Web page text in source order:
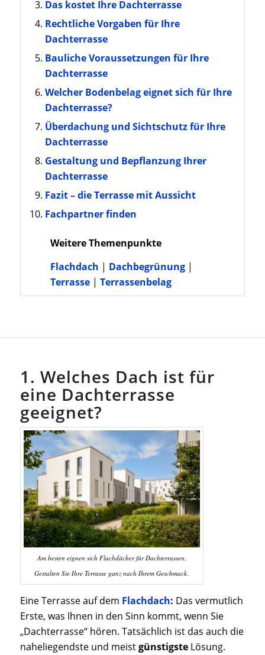
Das kostet Ihre Dachterrasse
Rechtliche Vorgaben für Ihre
Dachterrasse
Bauliche Voraussetzungen für Ihre
Dachterrasse
Welcher Bodenbelag eignet sich für Ihre
Dachterrasse?
Überdachung und Sichtschutz für Ihre
Dachterrasse
Gestaltung und Bepflanzung Ihrer
Dachterrasse
Fazit – die Terrasse mit Aussicht
Fachpartner finden
Weitere Themenpunkte
Flachdach | Dachbegrünung|
Terrasse| Terrassenbelag
1. Welches Dach ist für
eine Dachterrasse
geeignet?
Am besten eignen sich Flachdächer für Dachterrassen.
Gestalten Sie Ihre Terrasse ganz nach Ihrem Geschmack.
Eine Terrasse auf dem Flachdach: Das vermutlich
Erste, was Ihnen in den Sinn kommt, wenn Sie
„Dachterrasse“ hören. Tatsächlich ist das auch die
naheliegendste und meistgünstigsteLösung.